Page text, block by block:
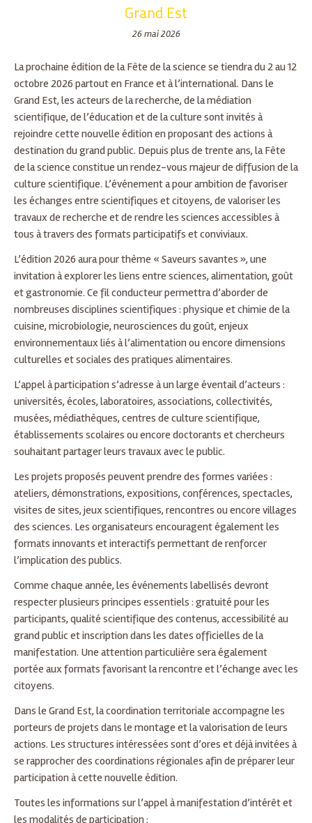
Grand Est
26 mai 2026
La prochaine édition de la Fête de la science se tiendra du 2 au 12
octobre 2026 partout en France et à l’international. Dans le
Grand Est, les acteurs de la recherche, de la médiation
scientifique, de l’éducation et de la culture sont invités à
rejoindre cette nouvelle édition en proposant des actions à
destination du grand public. Depuis plus de trente ans, la Fête
de la science constitue un rendez-vous majeur de diffusion de la
culture scientifique. L’événement a pour ambition de favoriser
les échanges entre scientifiques et citoyens, de valoriser les
travaux de recherche et de rendre les sciences accessibles à
tous à travers des formats participatifs et conviviaux.
L’édition 2026 aura pour thème « Saveurs savantes », une
invitation à explorer les liens entre sciences, alimentation, goût
et gastronomie. Ce fil conducteur permettra d’aborder de
nombreuses disciplines scientifiques : physique et chimie de la
cuisine, microbiologie, neurosciences du goût, enjeux
environnementaux liés à l’alimentation ou encore dimensions
culturelles et sociales des pratiques alimentaires.
L’appel à participation s’adresse à un large éventail d’acteurs :
universités, écoles, laboratoires, associations, collectivités,
musées, médiathèques, centres de culture scientifique,
établissements scolaires ou encore doctorants et chercheurs
souhaitant partager leurs travaux avec le public.
Les projets proposés peuvent prendre des formes variées :
ateliers, démonstrations, expositions, conférences, spectacles,
visites de sites, jeux scientifiques, rencontres ou encore villages
des sciences. Les organisateurs encouragent également les
formats innovants et interactifs permettant de renforcer
l’implication des publics.
Comme chaque année, les événements labellisés devront
respecter plusieurs principes essentiels : gratuité pour les
participants, qualité scientifique des contenus, accessibilité au
grand public et inscription dans les dates officielles de la
manifestation. Une attention particulière sera également
portée aux formats favorisant la rencontre et l’échange avec les
citoyens.
Dans le Grand Est, la coordination territoriale accompagne les
porteurs de projets dans le montage et la valorisation de leurs
actions. Les structures intéressées sont d’ores et déjà invitées à
se rapprocher des coordinations régionales afin de préparer leur
participation à cette nouvelle édition.
Toutes les informations sur l’appel à manifestation d’intérêt et
les modalités de participation :